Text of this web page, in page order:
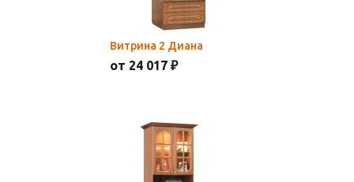
Витрина 2 Диана
от 24 017 ₽